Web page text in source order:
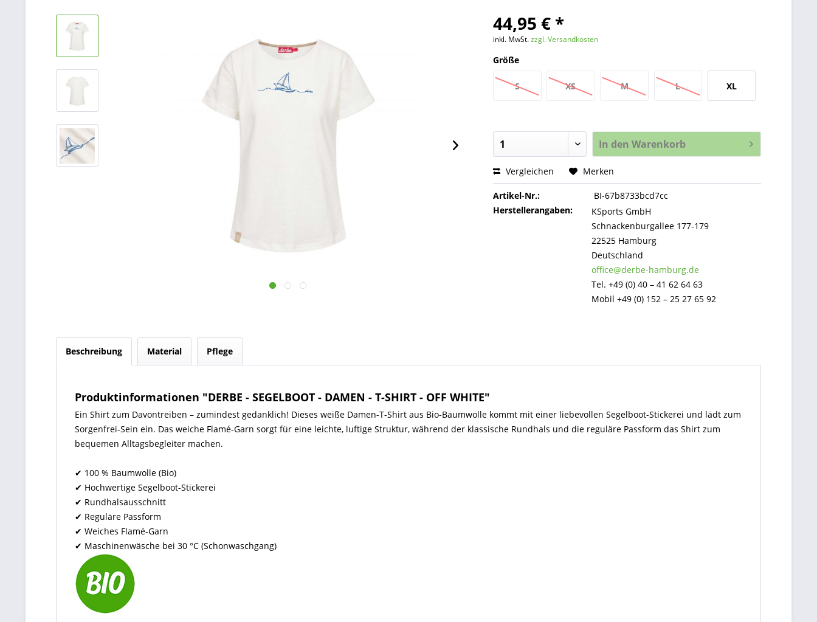
44,95 € *
inkl. MwSt.zzgl. Versandkosten
Größe
S XS M L XL
In den Warenkorb
Vergleichen Merken
Artikel-Nr.:
BI-67b8733bcd7cc
Herstellerangaben:
KSports GmbH
Schnackenburgallee 177-179
22525 Hamburg
Deutschland
office@derbe-hamburg.de
Tel. +49 (0) 40 – 41 62 64 63
Mobil +49 (0) 152 – 25 27 65 92
Beschreibung Material Pflege
Produktinformationen "DERBE - SEGELBOOT - DAMEN - T-SHIRT - OFF WHITE"
Ein Shirt zum Davontreiben – zumindest gedanklich! Dieses weiße Damen-T-Shirt aus Bio-Baumwolle kommt mit einer liebevollen Segelboot-Stickerei und lädt zum
Sorgenfrei-Sein ein. Das weiche Flamé-Garn sorgt für eine leichte, luftige Struktur, während der klassische Rundhals und die reguläre Passform das Shirt zum
bequemen Alltagsbegleiter machen.
✔ 100 % Baumwolle (Bio)
✔ Hochwertige Segelboot-Stickerei
✔ Rundhalsausschnitt
✔ Reguläre Passform
✔ Weiches Flamé-Garn
✔ Maschinenwäsche bei 30 °C (Schonwaschgang)